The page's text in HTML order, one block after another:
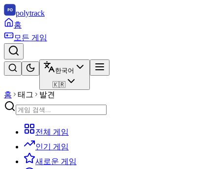
polytrack
홈
모든 게임
한국어
🇰🇷
홈 태그 발견
전체 게임
인기 게임
새로운 게임